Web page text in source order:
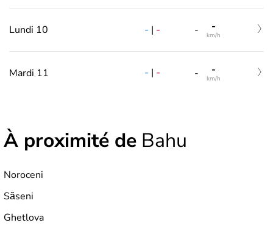
Lundi 10 - | - - -
km/h
Mardi 11 - | - - -
km/h
À proximité de Bahu
Noroceni
Săseni
Ghetlova